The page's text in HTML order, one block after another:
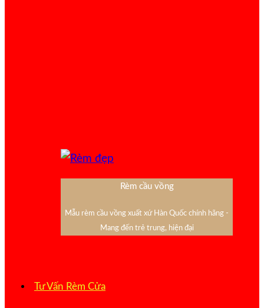
Rèm cầu vồng
Mẫu rèm cầu vồng xuất xứ Hàn Quốc chính hãng -
Mang đến trẻ trung, hiện đại
Tư Vấn Rèm Cửa